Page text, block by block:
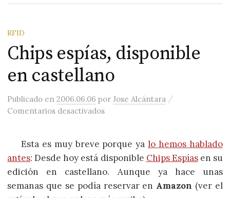
RFID
Chips espías, disponible
en castellano
Publicado en2006.06.06 porJose Alcántara /
Comentarios desactivadosen Chips espías, disponible en
Esta es muy breve porque ya lo hemos hablado
antes: Desde hoy está disponible Chips Espíasen su
edición en castellano. Aunque ya hace unas
semanas que se podía reservar en Amazon (ver el